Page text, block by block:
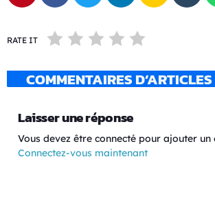
RATE IT
COMMENTAIRES
Laisser une réponse
Vous devez être connecté pour ajouter un
Connectez-vous maintenant